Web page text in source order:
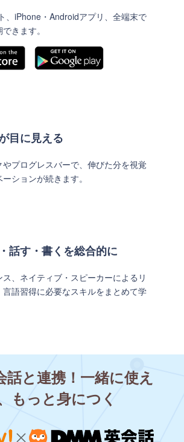
、iPhone・Androidアプリ、全端末で
きます。
目に見える
やプログレスバーで、伸びた分を視覚
ションが続きます。
話す・書くを総合的に
、ネイティブ・スピーカーによるリ
言語習得に必要なスキルをまとめて学
話と連携！一緒に使え
もっと身につく